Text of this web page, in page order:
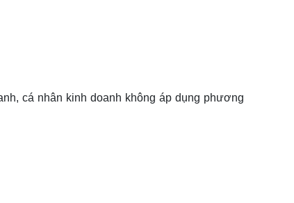
cá nhân kinh doanh không áp dụng phương